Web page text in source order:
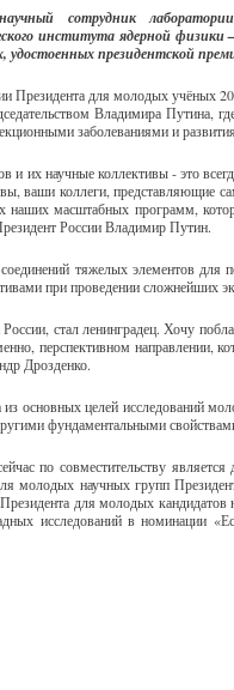
сотрудник
института ядерной
удостоенных президентской
Президента для молодых учёных
Владимира Путина,
заболеваниями и
и их научные коллективы - это
ваши коллеги, представляющие
наших масштабных программ,
России Владимир Путин.
тяжелых элементов для
при проведении сложнейших
стал ленинградец. Хочу
перспективном направлении,
Дрозденко.
основных целей исследований
фундаментальными
по совместительству
молодых научных групп
для молодых кандидатов
исследований в номинации